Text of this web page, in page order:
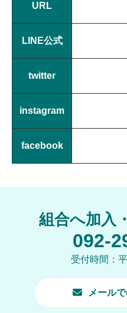
URL
LINE公式
twitter
instagram
facebook
組合へ加入
092-
受付時間：
メール